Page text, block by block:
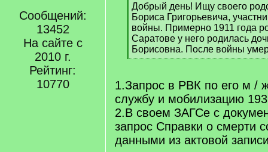
Сообщений:
13452
На сайте с
2010 г.
Рейтинг:
10770
[
q
]
Добрый день! Ищу своего
Бориса Григорьевича,
войны. Примерно 1911 года
Саратове у него родилась
Борисовна. После войны умер
[
q
]
1.Запрос в РВК по его м /
службу и мобилизацию
2.В своем ЗАГСе с
запрос Справки о смерти
данными из актовой